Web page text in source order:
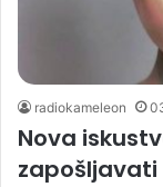
radiokameleon
Nova